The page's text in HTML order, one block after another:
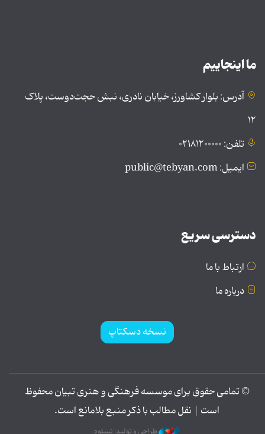
ما اینجاییم
آدرس: بلوار کشاورز، خیابان نادری، نبش حجت‌دوست، پلاک
۱۲
تلفن: ۰۲۱۸۱۲۰۰۰۰۰
ایمیل: public@tebyan.com
دسترسی سریع
ارتباط با ما
درباره ما
نسخه دسکتاپ
© تمامی حقوق برای موسسه فرهنگی و هنری تبیان محفوظ
است | نقل مطالب با ذکر منبع بلامانع است.
طراحی و تولید: نستوه